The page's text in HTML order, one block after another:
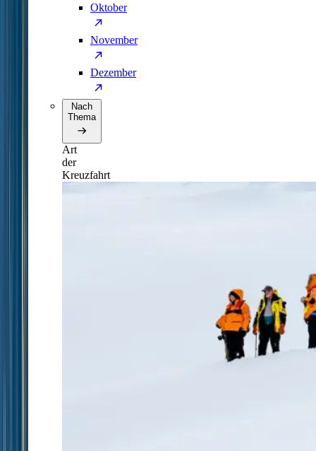
Oktober
November
Dezember
Nach
Thema
Art
der
Kreuzfahrt